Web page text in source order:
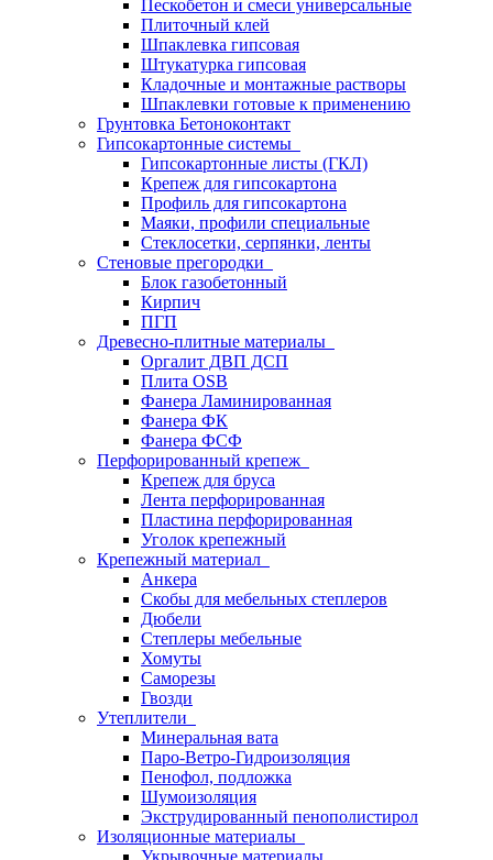
Пескобетон и смеси универсальные
Плиточный клей
Шпаклевка гипсовая
Штукатурка гипсовая
Кладочные и монтажные растворы
Шпаклевки готовые к применению
Грунтовка Бетоноконтакт
Гипсокартонные системы
Гипсокартонные листы (ГКЛ)
Крепеж для гипсокартона
Профиль для гипсокартона
Маяки, профили специальные
Стеклосетки, серпянки, ленты
Стеновые прегородки
Блок газобетонный
Кирпич
ПГП
Древесно-плитные материалы
Оргалит ДВП ДСП
Плита OSB
Фанера Ламинированная
Фанера ФК
Фанера ФСФ
Перфорированный крепеж
Крепеж для бруса
Лента перфорированная
Пластина перфорированная
Уголок крепежный
Крепежный материал
Анкера
Скобы для мебельных степлеров
Дюбели
Степлеры мебельные
Хомуты
Саморезы
Гвозди
Утеплители
Минеральная вата
Паро-Ветро-Гидроизоляция
Пенофол, подложка
Шумоизоляция
Экструдированный пенополистирол
Изоляционные материалы
Укрывочные материалы